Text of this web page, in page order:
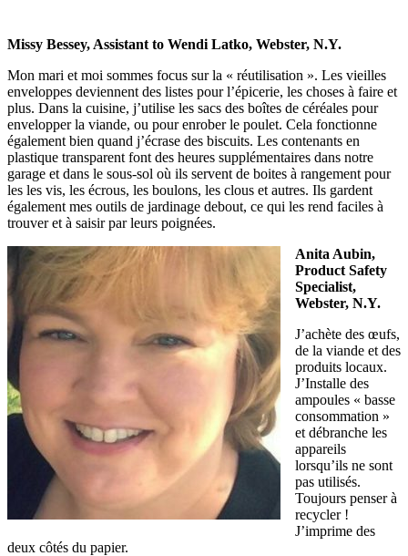
Missy Bessey, Assistant to Wendi Latko, Webster, N.Y.
Mon mari et moi sommes focus sur la « réutilisation ». Les vieilles
enveloppes deviennent des listes pour l’épicerie, les choses à faire et
plus. Dans la cuisine, j’utilise les sacs des boîtes de céréales pour
envelopper la viande, ou pour enrober le poulet. Cela fonctionne
également bien quand j’écrase des biscuits. Les contenants en
plastique transparent font des heures supplémentaires dans notre
garage et dans le sous-sol où ils servent de boites à rangement pour
les les vis, les écrous, les boulons, les clous et autres. Ils gardent
également mes outils de jardinage debout, ce qui les rend faciles à
trouver et à saisir par leurs poignées.
Anita Aubin,
Product Safety
Specialist,
Webster, N.Y.
J’achète des œufs,
de la viande et des
produits locaux.
J’Installe des
ampoules « basse
consommation »
et débranche les
appareils
lorsqu’ils ne sont
pas utilisés.
Toujours penser à
recycler !
J’imprime des
deux côtés du papier.